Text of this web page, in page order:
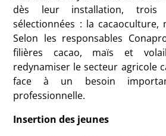
dès leur installation,
sélectionnées : la cacaoculture,
Selon les responsables
filières cacao, maïs et
redynamiser le secteur agricole
face à un besoin
professionnelle.
Insertion des jeunes